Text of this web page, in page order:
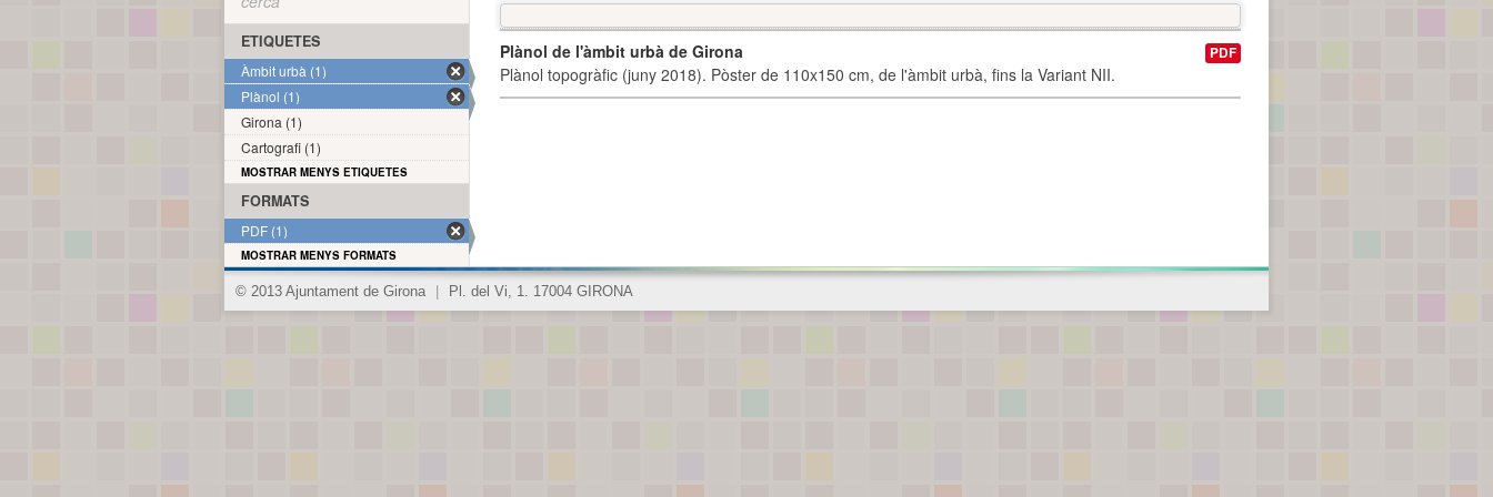
Plànol de l'àmbit urbà de Girona
Plànol topogràfic (juny 2018). Pòster de 110x150 cm, de l'àmbit urbà, fins la Variant NII.
PDF
ETIQUETES
Àmbit urbà (1)
Plànol (1)
Girona (1)
Cartografi (1)
MOSTRAR MENYS ETIQUETES
FORMATS
PDF (1)
MOSTRAR MENYS FORMATS
© 2013 Ajuntament de Girona Pl. del Vi, 1. 17004 GIRONA